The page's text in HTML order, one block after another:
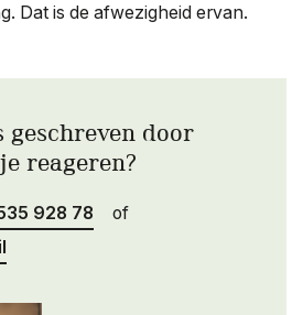
Dat is de afwezigheid ervan.
door
reageren?
928 78
of